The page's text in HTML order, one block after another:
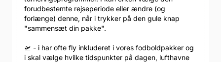
forudbestemte rejseperiode eller ændre (og
forlænge) denne, når i trykker på den gule knap
"sammensæt din pakke".
🛫 - i har ofte fly inkluderet i vores fodboldpakker og
i skal vælge hvilke tidspunkter på dagen, lufthavne